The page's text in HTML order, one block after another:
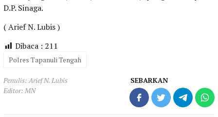
D.P. Sinaga.
( Arief N. Lubis )
Dibaca : 211
Polres Tapanuli Tengah
Penulis: Arief N. Lubis
Editor: MN
SEBARKAN